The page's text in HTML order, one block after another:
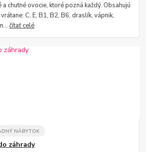
chutné ovocie, ktoré pozná každý. Obsahujú
C, E, B1, B2, B6, draslík, vápnik,
čítať celé
NÁBYTOK
záhrady